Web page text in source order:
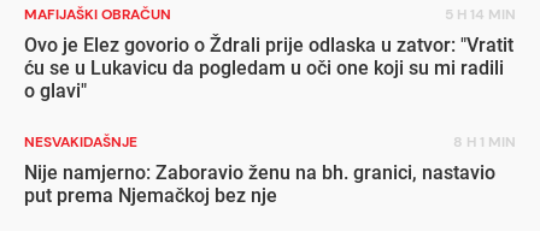
MAFIJAŠKI OBRAČUN 5 H 14 MIN
Ovo je Elez govorio o Ždrali prije odlaska u zatvor: "Vratit
ću se u Lukavicu da pogledam u oči one koji su mi radili
o glavi"
NESVAKIDAŠNJE 8 H 1 MIN
Nije namjerno: Zaboravio ženu na bh. granici, nastavio
put prema Njemačkoj bez nje